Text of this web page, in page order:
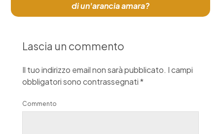
di un'arancia amara?
Lascia un commento
Il tuo indirizzo email non sarà pubblicato. I campi
obbligatori sono contrassegnati*
Commento